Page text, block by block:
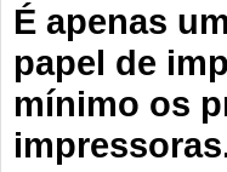
É apenas
papel de
mínimo os